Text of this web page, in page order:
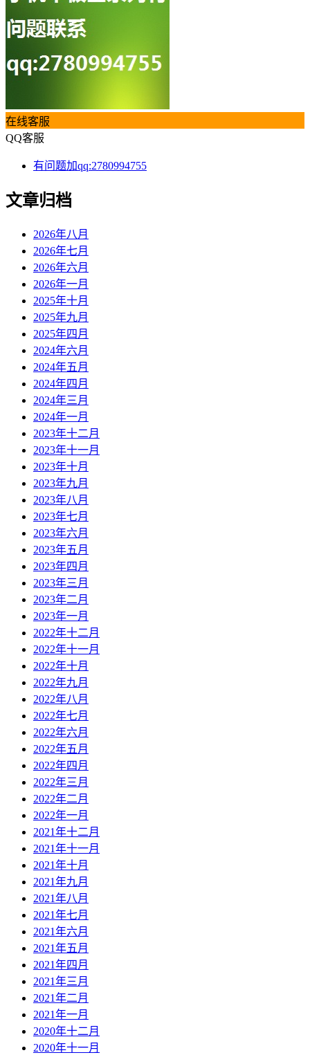
在线客服
QQ客服
有问题加qq:2780994755
文章归档
2026年八月
2026年七月
2026年六月
2026年一月
2025年十月
2025年九月
2025年四月
2024年六月
2024年五月
2024年四月
2024年三月
2024年一月
2023年十二月
2023年十一月
2023年十月
2023年九月
2023年八月
2023年七月
2023年六月
2023年五月
2023年四月
2023年三月
2023年二月
2023年一月
2022年十二月
2022年十一月
2022年十月
2022年九月
2022年八月
2022年七月
2022年六月
2022年五月
2022年四月
2022年三月
2022年二月
2022年一月
2021年十二月
2021年十一月
2021年十月
2021年九月
2021年八月
2021年七月
2021年六月
2021年五月
2021年四月
2021年三月
2021年二月
2021年一月
2020年十二月
2020年十一月